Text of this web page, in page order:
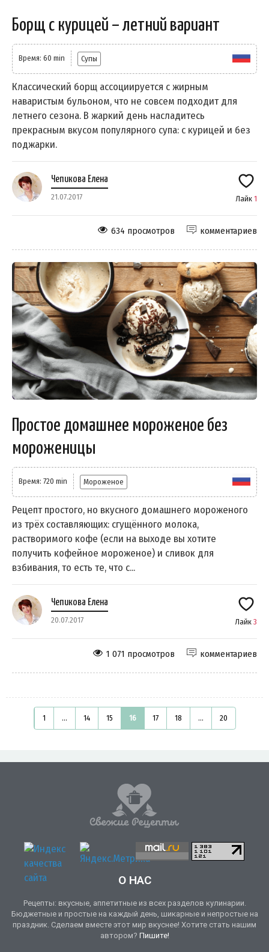
Борщ с курицей – летний вариант
Время: 60 min Супы
Классический борщ ассоциируется с жирным
наваристым бульоном, что не совсем подходит для
летнего сезона. В жаркий день насладитесь
прекрасным вкусом популярного супа: с курицей и без
поджарки.
Чепикова Елена
21.07.2017 Лайк 1
комментариев
634 просмотров
Простое домашнее мороженое без
мороженицы
Время: 720 min Мороженое
Рецепт простого, но вкусного домашнего мороженого
из трёх составляющих: сгущённого молока,
растворимого кофе (если на выходе вы хотите
получить кофейное мороженое) и сливок для
взбивания, то есть те, что с...
Чепикова Елена
20.07.2017 Лайк 3
комментариев
1 071 просмотров
1 ... 14 15 16 17 18 ... 20
О НАС
Рецепты: вкусные, аппетитные из всех разделов кулинарии.
Бюджетные и простые на каждый день, шикарные и непростые на
праздник. Сделаем вместе этот мир вкуснее! Хотите стать нашим
автором? Пишите!